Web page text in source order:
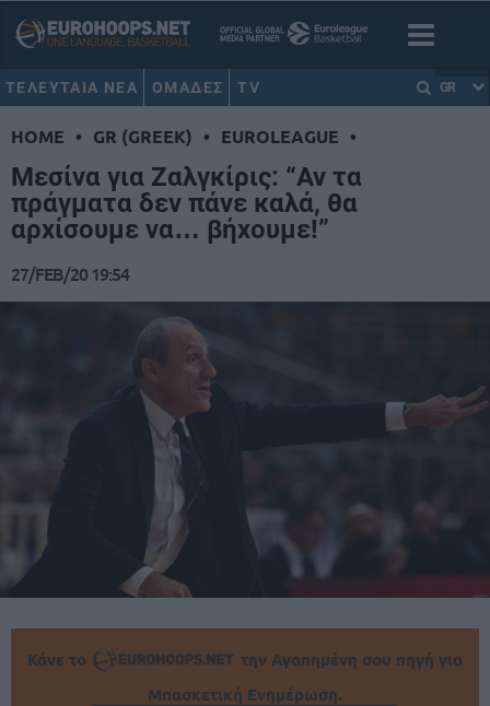
ΤΕΛΕΥΤΑΙΑ ΝΕΑ ΟΜΑΔΕΣ TV GR
HOME • GR (GREEK) • EUROLEAGUE •
Μεσίνα για Ζαλγκίρις: “Αν τα
πράγματα δεν πάνε καλά, θα
αρχίσουμε να… βήχουμε!”
27/FEB/20 19:54
Κάνε το
την Αγαπημένη σου πηγή για
Μπασκετική Ενημέρωση.